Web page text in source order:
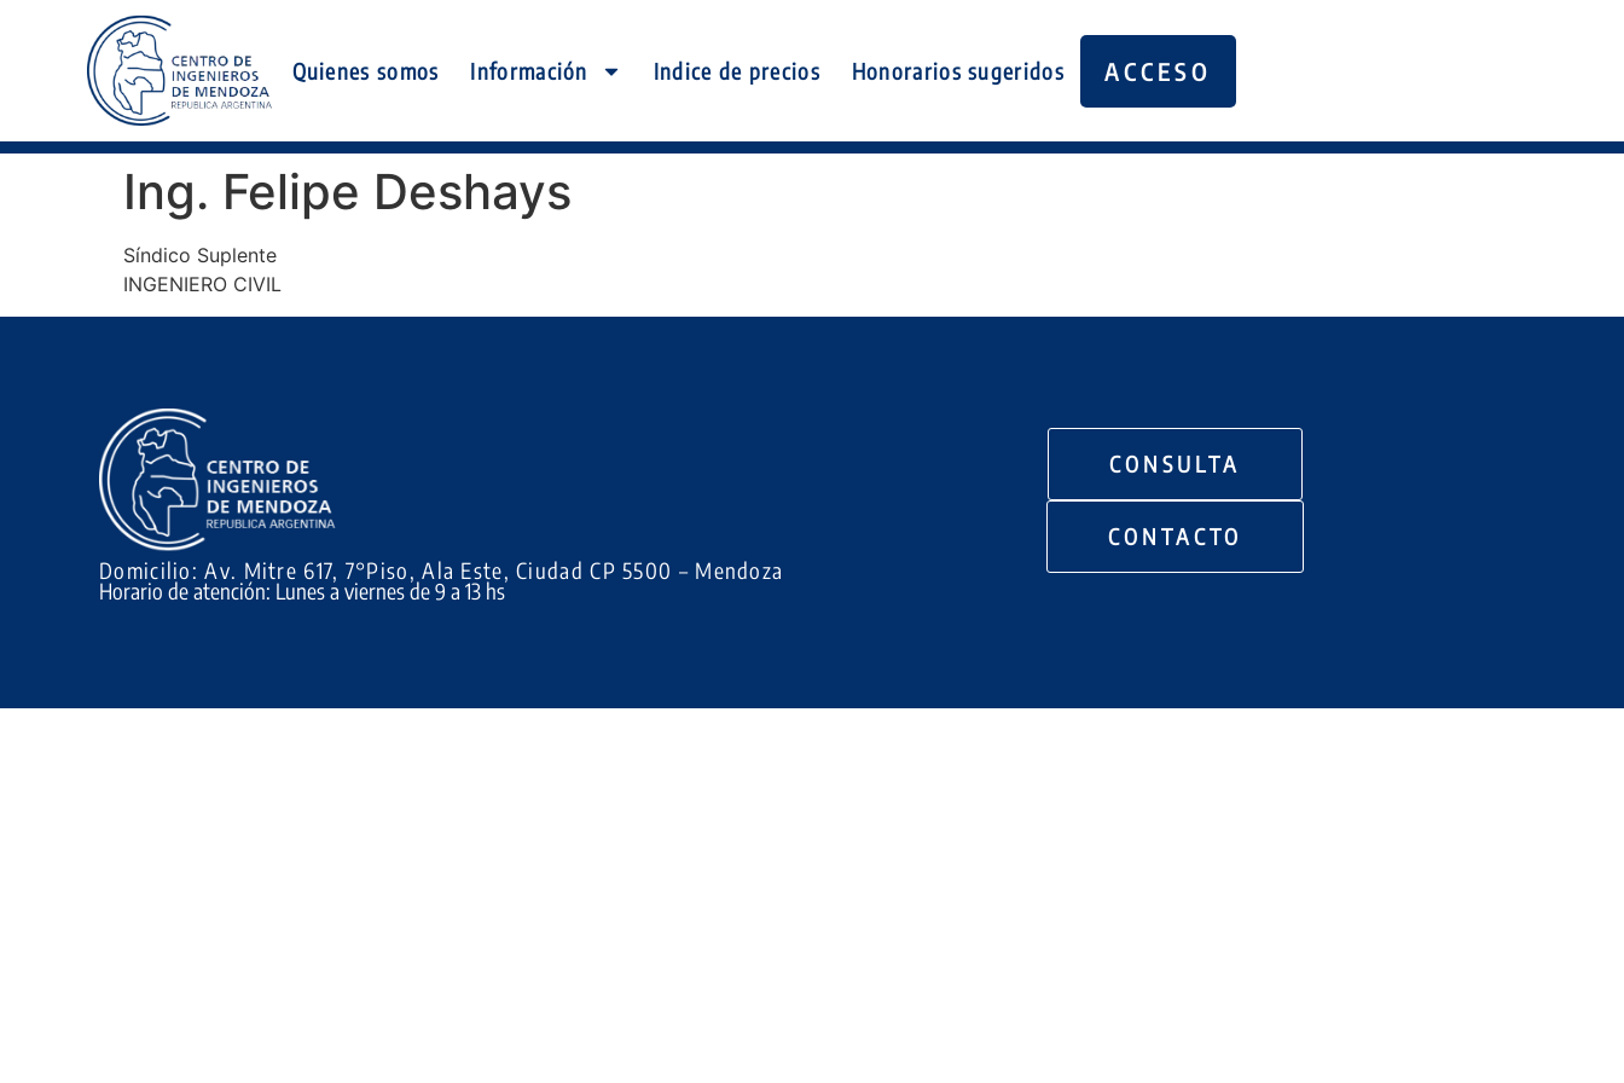
Quienes somos Información Indice de precios Honorarios sugeridos ACCESO
Ing. Felipe Deshays
Síndico Suplente
INGENIERO CIVIL
Domicilio: Av. Mitre 617, 7°Piso, Ala Este, Ciudad CP 5500 – Mendoza
Horario de atención: Lunes a viernes de 9 a 13 hs
CONSULTA
CONTACTO